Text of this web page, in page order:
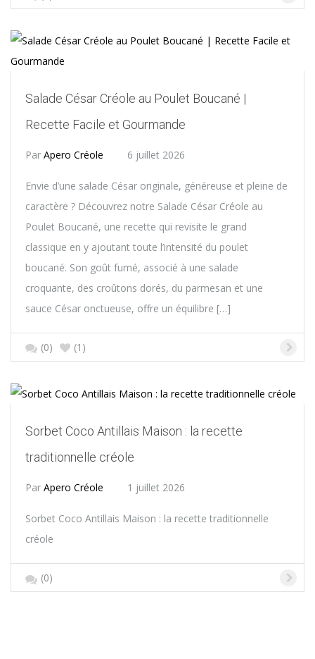
Salade César Créole au Poulet Boucané |
Recette Facile et Gourmande
Par Apero Créole 6 juillet 2026
Envie d’une salade César originale, généreuse et pleine de
caractère ? Découvrez notre Salade César Créole au
Poulet Boucané, une recette qui revisite le grand
classique en y ajoutant toute l’intensité du poulet
boucané. Son goût fumé, associé à une salade
croquante, des croûtons dorés, du parmesan et une
sauce César onctueuse, offre un équilibre […]
(0) (1)
Sorbet Coco Antillais Maison : la recette
traditionnelle créole
Par Apero Créole 1 juillet 2026
Sorbet Coco Antillais Maison : la recette traditionnelle
créole
(0)